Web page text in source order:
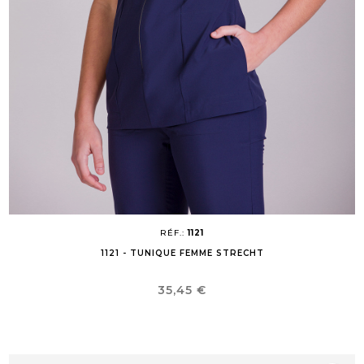
RÉF.:1121
1121 - TUNIQUE FEMME STRECHT
Prix
35,45 €